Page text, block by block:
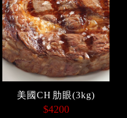
美國CH 肋眼(3kg)
$4200